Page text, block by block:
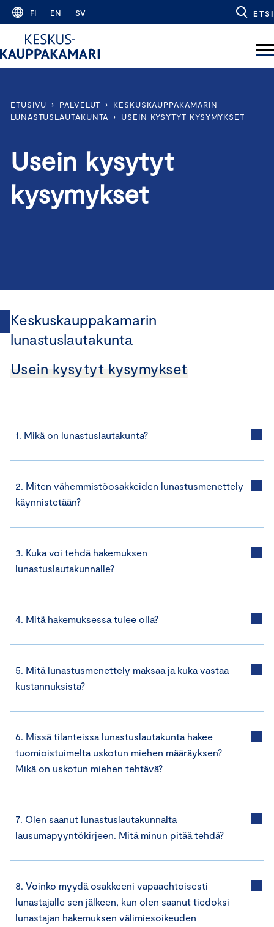
Skip
content
FI EN SV ETSI
ETUSIVU › PALVELUT ›
KESKUSKAUPPAKAMARIN
LUNASTUSLAUTAKUNTA
› USEIN KYSYTYT KYSYMYKSET
Usein kysytyt
kysymykset
Keskuskauppakamarin
lunastuslautakunta
Usein kysytyt kysymykset
1. Mikä on lunastuslautakunta?
2. Miten vähemmistöosakkeiden lunastusmenettely
käynnistetään?
3. Kuka voi tehdä hakemuksen
lunastuslautakunnalle?
4. Mitä hakemuksessa tulee olla?
5. Mitä lunastusmenettely maksaa ja kuka vastaa
kustannuksista?
6. Missä tilanteissa lunastuslautakunta hakee
tuomioistuimelta uskotun miehen määräyksen?
Mikä on uskotun miehen tehtävä?
7. Olen saanut lunastuslautakunnalta
lausumapyyntökirjeen. Mitä minun pitää tehdä?
8. Voinko myydä osakkeeni vapaaehtoisesti
lunastajalle sen jälkeen, kun olen saanut tiedoksi
lunastajan hakemuksen välimiesoikeuden